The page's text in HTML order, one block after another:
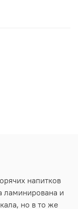
напитков
ламинирована и
но в то же